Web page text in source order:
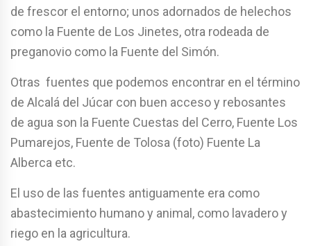
de frescor el entorno; unos adornados de helechos
como la Fuente de Los Jinetes, otra rodeada de
preganovio como la Fuente del Simón.
Otras fuentes que podemos encontrar en el término
de Alcalá del Júcar con buen acceso y rebosantes
de agua son la Fuente Cuestas del Cerro, Fuente Los
Pumarejos, Fuente de Tolosa (foto) Fuente La
Alberca etc.
El uso de las fuentes antiguamente era como
abastecimiento humano y animal, como lavadero y
riego en la agricultura.